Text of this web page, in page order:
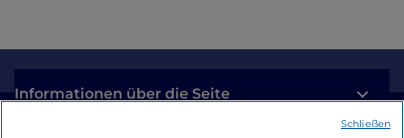
Informationen über die Seite
Schließen